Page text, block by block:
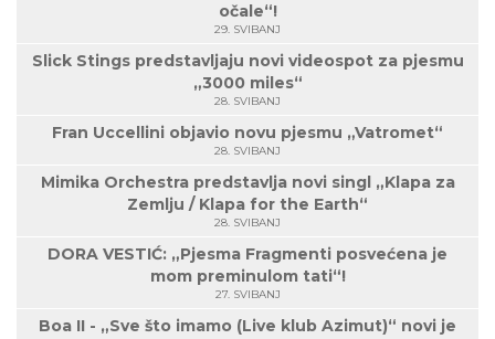
očale“!
29. SVIBANJ
Slick Stings predstavljaju novi videospot za pjesmu
„3000 miles“
28. SVIBANJ
Fran Uccellini objavio novu pjesmu „Vatromet“
28. SVIBANJ
Mimika Orchestra predstavlja novi singl „Klapa za
Zemlju / Klapa for the Earth“
28. SVIBANJ
DORA VESTIĆ: „Pjesma Fragmenti posvećena je
mom preminulom tati“!
27. SVIBANJ
Boa II - „Sve što imamo (Live klub Azimut)“ novi je